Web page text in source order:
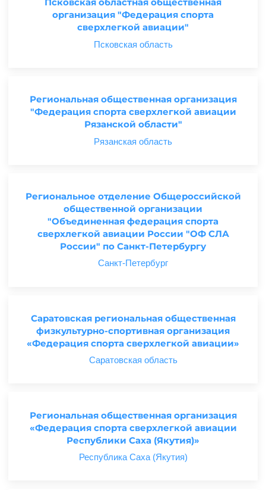
Псковская областная общественная
организация "Федерация спорта
сверхлегкой авиации"
Псковская область
Региональная общественная организация
"Федерация спорта сверхлегкой авиации
Рязанской области"
Рязанская область
Региональное отделение Общероссийской
общественной организации
"Объединенная федерация спорта
сверхлегкой авиации России "ОФ СЛА
России" по Санкт-Петербургу
Санкт-Петербург
Саратовская региональная общественная
физкультурно-спортивная организация
«Федерация спорта сверхлегкой авиации»
Саратовская область
Региональная общественная организация
«Федерация спорта сверхлегкой авиации
Республики Саха (Якутия)»
Республика Саха (Якутия)